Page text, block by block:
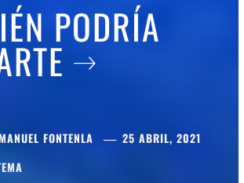
PODRÍA
FONTENLA
25 ABRIL, 2021